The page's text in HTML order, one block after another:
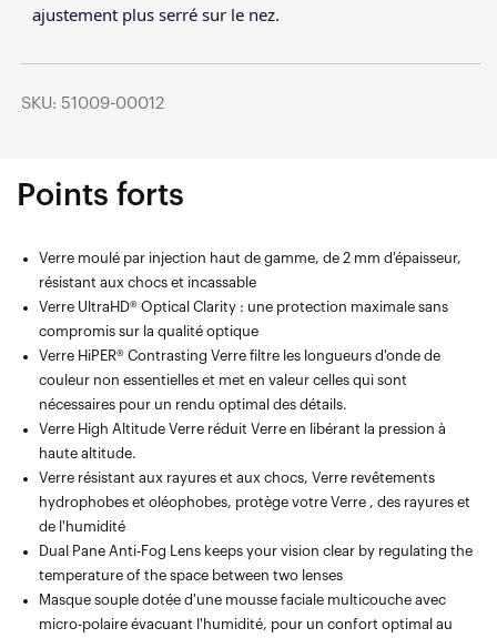
ajustement plus serré sur le nez.
SKU: 51009-00012
Points forts
Verre moulé par injection haut de gamme, de 2 mm d'épaisseur,
résistant aux chocs et incassable
Verre UltraHD® Optical Clarity : une protection maximale sans
compromis sur la qualité optique
Verre HiPER® Contrasting Verre filtre les longueurs d'onde de
couleur non essentielles et met en valeur celles qui sont
nécessaires pour un rendu optimal des détails.
Verre High Altitude Verre réduit Verre en libérant la pression à
haute altitude.
Verre résistant aux rayures et aux chocs, Verre revêtements
hydrophobes et oléophobes, protège votre Verre , des rayures et
de l'humidité
Dual Pane Anti-Fog Lens keeps your vision clear by regulating the
temperature of the space between two lenses
Masque souple dotée d'une mousse faciale multicouche avec
micro-polaire évacuant l'humidité, pour un confort optimal au